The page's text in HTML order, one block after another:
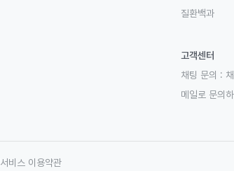
질환백과
고객센터
채팅 문의 :
메일로 문의하
서비스 이용약관